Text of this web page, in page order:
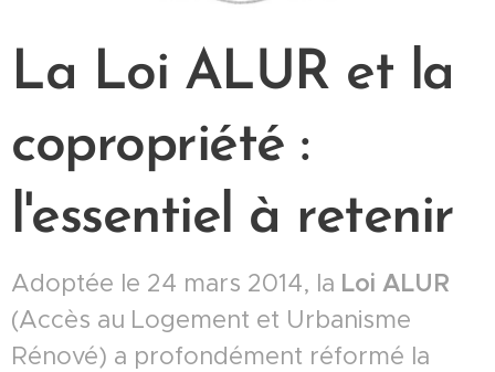
La Loi ALUR et la
copropriété :
l'essentiel à retenir
Adoptée le 24 mars 2014, la Loi ALUR
(Accès au Logement et Urbanisme
Rénové) a profondément réformé la